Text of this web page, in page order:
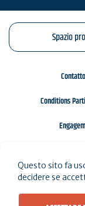
Spazio pro
Contatto
Conditions
Questo sito fa
decidere se